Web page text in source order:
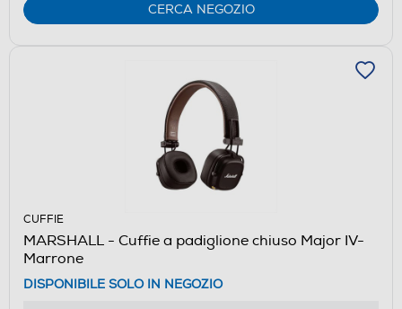
CERCA NEGOZIO
CUFFIE
MARSHALL - Cuffie a padiglione chiuso Major IV-
Marrone
DISPONIBILE SOLO IN NEGOZIO